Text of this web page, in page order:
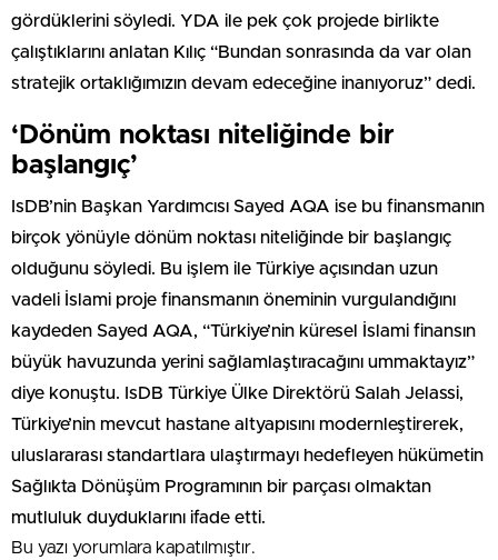
gördüklerini söyledi. YDA ile pek çok projede birlikte
çalıştıklarını anlatan Kılıç “Bundan sonrasında da var olan
stratejik ortaklığımızın devam edeceğine inanıyoruz” dedi.
‘Dönüm noktası niteliğinde bir
başlangıç’
IsDB’nin Başkan Yardımcısı Sayed AQA ise bu finansmanın
birçok yönüyle dönüm noktası niteliğinde bir başlangıç
olduğunu söyledi. Bu işlem ile Türkiye açısından uzun
vadeli İslami proje finansmanın öneminin vurgulandığını
kaydeden Sayed AQA, “Türkiye’nin küresel İslami finansın
büyük havuzunda yerini sağlamlaştıracağını ummaktayız”
diye konuştu. IsDB Türkiye Ülke Direktörü Salah Jelassi,
Türkiye’nin mevcut hastane altyapısını modernleştirerek,
uluslararası standartlara ulaştırmayı hedefleyen hükümetin
Sağlıkta Dönüşüm Programının bir parçası olmaktan
mutluluk duyduklarını ifade etti.
Bu yazı yorumlara kapatılmıştır.